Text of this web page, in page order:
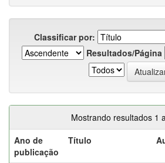
Classificar por:
Resultados/Página
Mostrando resultados 1
Ano de
publicação
Título